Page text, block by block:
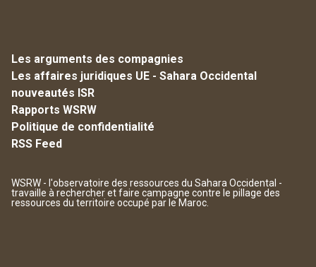
Les arguments des compagnies
Les affaires juridiques UE - Sahara Occidental
nouveautés ISR
Rapports WSRW
Politique de confidentialité
RSS Feed
WSRW - l'observatoire des ressources du Sahara Occidental -
travaille à rechercher et faire campagne contre le pillage des
ressources du territoire occupé par le Maroc.